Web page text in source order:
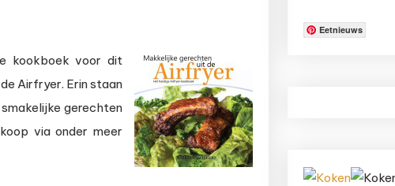
kookboek voor dit
Airfryer. Erin staan
gerechten
via onder meer
Eetnieuws